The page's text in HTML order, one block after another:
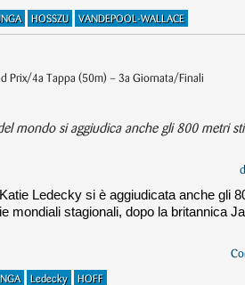
HOSSZU VANDEPOOL-WALLACE
Prix/4a Tappa (50m) – 3a Giornata/Finali
mondo si aggiudica anche gli 800 metri
Ledecky si è aggiudicata anche gli
mondiali stagionali, dopo la britannica
Ledecky HOFF